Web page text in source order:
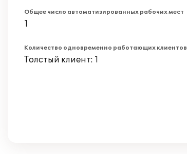
Общее число автоматизированных рабочих мест
1
Количество одновременно работающих клиентов
Толстый клиент: 1